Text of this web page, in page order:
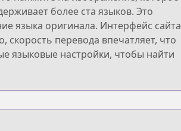
более ста языков. Это
языка оригинала. Интерфейс сайта
перевода впечатляет, что
языковые настройки, чтобы найти